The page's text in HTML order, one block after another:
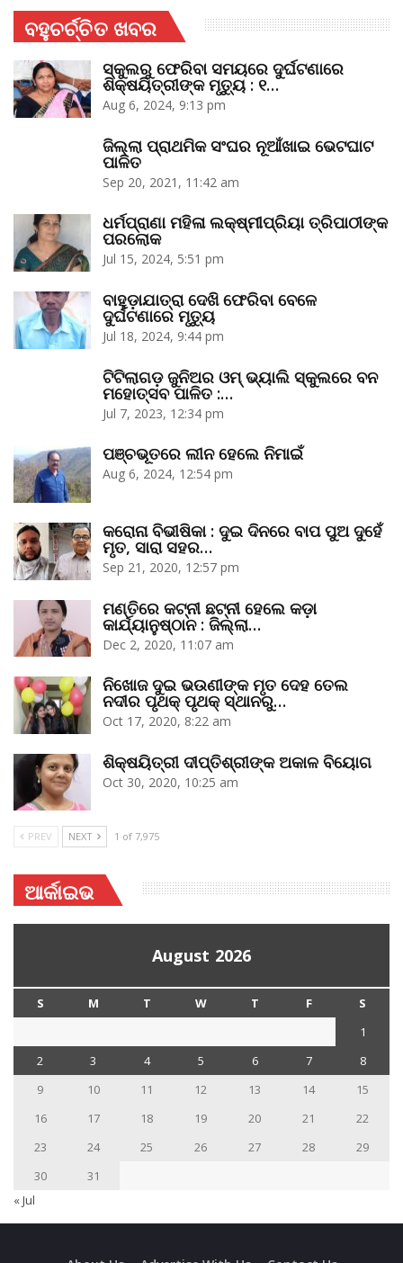
ବହୁଚର୍ଚ୍ଚିତ ଖବର
ସ୍କୁଲରୁ ଫେରିବା ସମୟରେ ଦୁର୍ଘଟଣାରେ
ଶିକ୍ଷୟିତ୍ରୀଙ୍କ ମୃତ୍ୟୁ : ୧…
Aug 6, 2024, 9:13 pm
ଜିଲ୍ଲା ପ୍ରାଥମିକ ସଂଘର ନୂଆଁଖାଇ ଭେଟଘାଟ
ପାଳିତ
Sep 20, 2021, 11:42 am
ଧର୍ମପ୍ରାଣା ମହିଳା ଲକ୍ଷ୍ମୀପ୍ରିୟା ତ୍ରିପାଠୀଙ୍କ
ପରଲୋକ
Jul 15, 2024, 5:51 pm
ବାହୁଡ଼ାଯାତ୍ରା ଦେଖି ଫେରିବା ବେଳେ
ଦୁର୍ଘଟଣାରେ ମୃତ୍ୟୁ
Jul 18, 2024, 9:44 pm
ଟିଟିଲାଗଡ଼ ଜୁନିଅର ଓମ୍‌ ଭ୍ୟାଲି ସ୍କୁଲରେ ବନ
ମହୋତ୍ସବ ପାଳିତ :…
Jul 7, 2023, 12:34 pm
ପଞ୍ଚଭୂତରେ ଲୀନ ହେଲେ ନିମାଇଁ
Aug 6, 2024, 12:54 pm
କରୋନା ବିଭୀଷିକା : ଦୁଇ ଦିନରେ ବାପ ପୁଅ ଦୁହେଁ
ମୃତ, ସାରା ସହର…
Sep 21, 2020, 12:57 pm
ମଣ୍ତିରେ କଟ୍‌ନୀ ଛଟ୍‌ନୀ ହେଲେ କଡ଼ା
କାର୍ଯ୍ୟାନୁଷ୍ଠାନ : ଜିଲ୍ଲା…
Dec 2, 2020, 11:07 am
ନିଖୋଜ ଦୁଇ ଭଉଣୀଙ୍କ ମୃତ ଦେହ ତେଲ
ନଦୀର ପୃଥକ୍‌ ପୃଥକ୍‌ ସ୍ଥାନରୁ…
Oct 17, 2020, 8:22 am
ଶିକ୍ଷୟିତ୍ରୀ ଦୀପ୍ତିଶ୍ରୀଙ୍କ ଅକାଳ ବିୟୋଗ
Oct 30, 2020, 10:25 am
PREV NEXT 1 of 7,975
ଆର୍କାଇଭ
August 2026
S M T W T F
S
1
2
3 4 5 6 7
8
9
10 11 12 13 14
15
16
17 18 19 20 21
22
23
24 25 26 27 28
29
30
31
« Jul